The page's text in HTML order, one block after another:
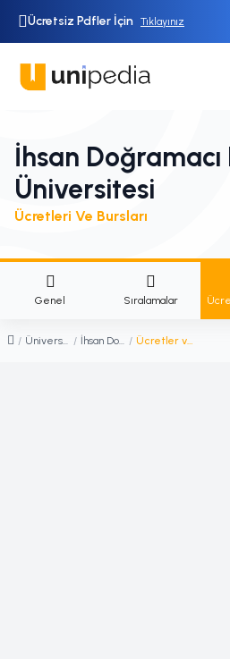
Ücretsiz Pdfler İçin Tıklayınız
İhsan
Üniversitesi
Ücretleri Ve Bursları
Genel Sıralamalar
/ Üniversiteler / İhsan Doğramacı Bilkent Üniversitesi / Ücretler ve Burslar